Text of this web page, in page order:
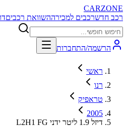
CARZONE
רכב חדשרכבים למכירההשוואת רכבים
הרשמה/התחברות
ראשי
רנו
טראפיק
2005
L2H1 FG דיזל 1.9 ליטר ידני